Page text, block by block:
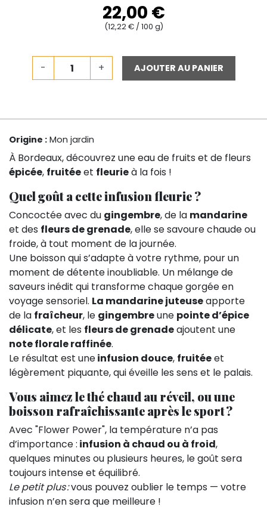
22,00 €
(12,22 € / 100 g)
- + AJOUTER AU PANIER
Origine : Mon jardin
À Bordeaux, découvrez une eau de fruits et de fleurs
épicée, fruitéeet fleurieà la fois !
Quel goût a cette infusion fleurie ?
Concoctée avec du gingembre, de la mandarine
et des fleurs de grenade, elle se savoure chaude ou
froide, à tout moment de la journée.
Une boisson qui s’adapte à votre rythme, pour un
moment de détente inoubliable. Un mélange de
saveurs inédit qui transforme chaque gorgée en
voyage sensoriel. La mandarine juteuseapporte
de la fraîcheur, le gingembreune pointe d’épice
délicate, et les fleurs de grenadeajoutent une
note florale raffinée.
Le résultat est uneinfusion douce, fruitéeet
légèrement piquante, qui éveille les sens et le palais.
Vous aimez le thé chaud au réveil, ou une
boisson rafraîchissante après le sport ?
Avec "Flower Power", la température n’a pas
d’importance : infusion à chaud ou à froid,
quelques minutes ou plusieurs heures, le goût sera
toujours intense et équilibré.
Le petit plus :vous pouvez oublier le temps — votre
infusion n’en sera que meilleure !